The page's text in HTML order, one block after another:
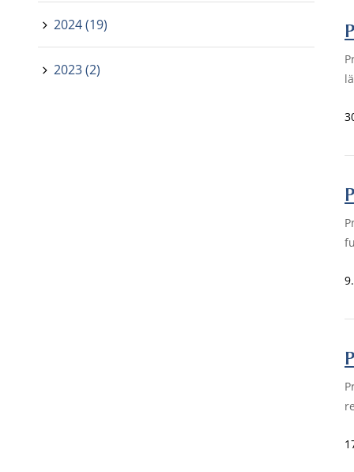
2024 (19)
2023 (2)